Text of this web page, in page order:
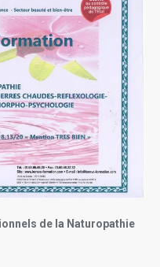
de la Naturopathie